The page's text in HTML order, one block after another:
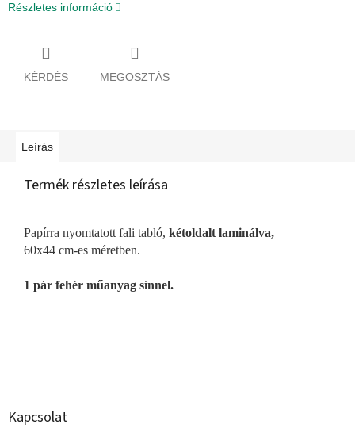
Részletes információ
KÉRDÉS MEGOSZTÁS
Leírás
Termék részletes leírása
Papírra nyomtatott fali tabló, kétoldalt laminálva,
60x44 cm-es méretben.
1 pár fehér műanyag sínnel.
L
Kapcsolat